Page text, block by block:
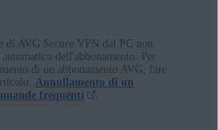
Windows
Mac
Android
iOS
di AVG Secure VPN dal PC non
dell'abbonamento. Per
di un abbonamento AVG, fare
Annullamento di un
frequenti
.